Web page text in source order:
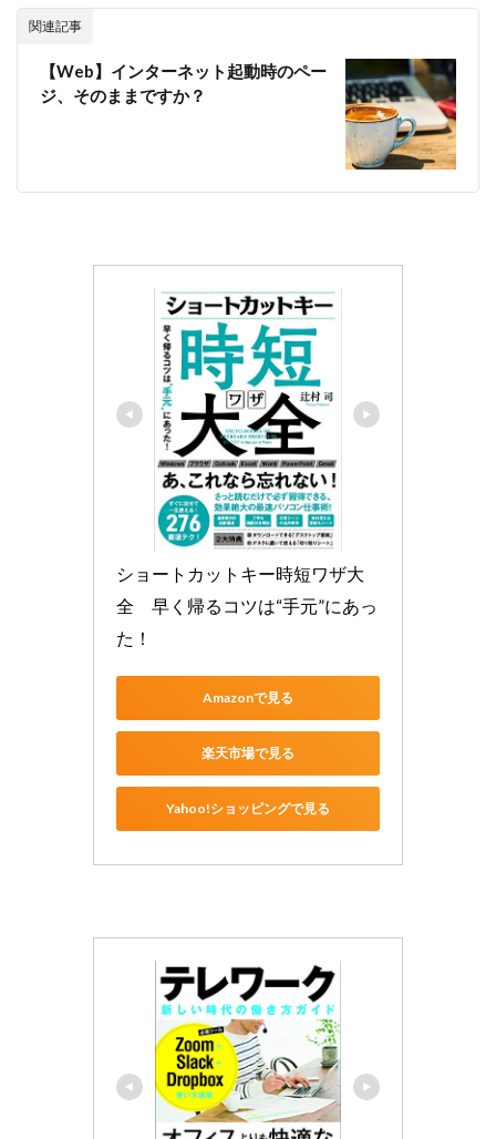
関連記事
【Web】インターネット起動時のペー
ジ、そのままですか？
ショートカットキー時短ワザ大
全　早く帰るコツは“手元”にあっ
た！
Amazonで見る
楽天市場で見る
Yahoo!ショッピングで見る